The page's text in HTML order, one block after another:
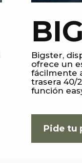
Bigster,
ofrece un
fácilmente
trasera 40/
función
Pide tu